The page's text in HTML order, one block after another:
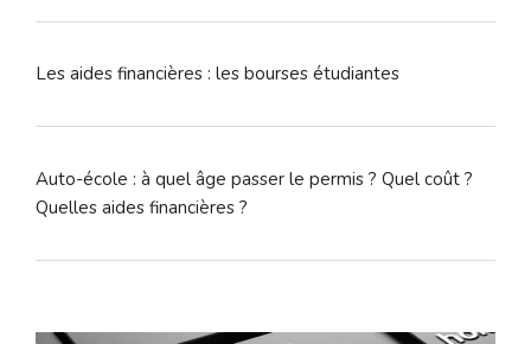
Les aides financières : les bourses étudiantes
Auto-école : à quel âge passer le permis ? Quel coût ?
Quelles aides financières ?